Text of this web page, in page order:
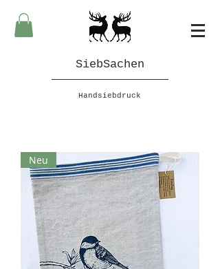
SiebSachen
Handsiebdruck
Neu